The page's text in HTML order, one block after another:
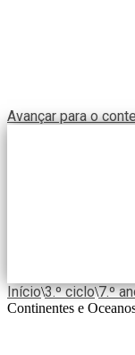
Avançar para o
Início\3.º ciclo\7.º
Continentes e